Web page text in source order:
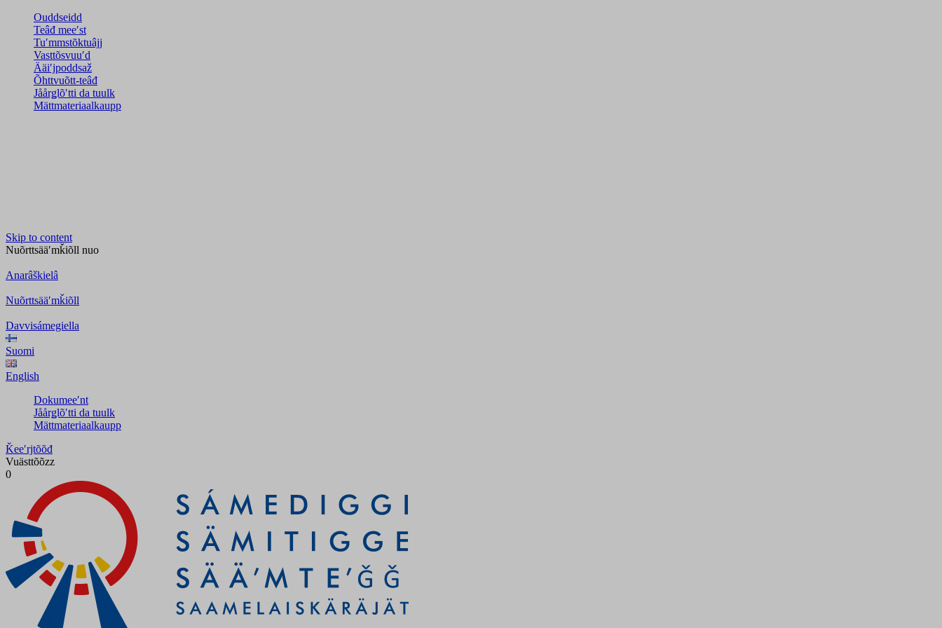
Ouddseidd
Teâđ meeʹst
Tuʹmmstõktuâjj
Vasttõsvuuʹd
Ääiʹjpoddsaž
Õhttvuõtt-teâđ
Jåårǥlõʹtti da tuulk
Mättmateriaalkaupp
Skip to content
Nuõrttsääʹmǩiõll nuo
Anarâškielâ
Nuõrttsääʹmǩiõll
Davvisámegiella
Suomi
English
Dokumeeʹnt
Jåårǥlõʹtti da tuulk
Mättmateriaalkaupp
Ǩeeʹrjtõõđ
Vuästtõõzz
0